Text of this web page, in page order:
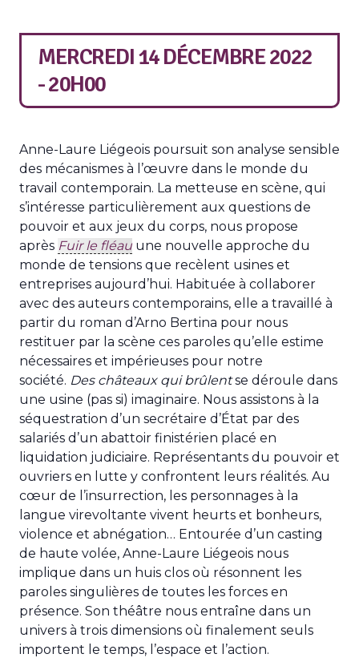
MERCREDI 14 DÉCEMBRE 2022
- 20H00
Anne-Laure Liégeois poursuit son analyse sensible
des mécanismes à l’œuvre dans le monde du
travail contemporain. La metteuse en scène, qui
s’intéresse particulièrement aux questions de
pouvoir et aux jeux du corps, nous propose
après Fuir le fléau une nouvelle approche du
monde de tensions que recèlent usines et
entreprises aujourd’hui. Habituée à collaborer
avec des auteurs contemporains, elle a travaillé à
partir du roman d’Arno Bertina pour nous
restituer par la scène ces paroles qu’elle estime
nécessaires et impérieuses pour notre
société. Des châteaux qui brûlentse déroule dans
une usine (pas si) imaginaire. Nous assistons à la
séquestration d’un secrétaire d’État par des
salariés d’un abattoir finistérien placé en
liquidation judiciaire. Représentants du pouvoir et
ouvriers en lutte y confrontent leurs réalités. Au
cœur de l’insurrection, les personnages à la
langue virevoltante vivent heurts et bonheurs,
violence et abnégation… Entourée d’un casting
de haute volée, Anne-Laure Liégeois nous
implique dans un huis clos où résonnent les
paroles singulières de toutes les forces en
présence. Son théâtre nous entraîne dans un
univers à trois dimensions où finalement seuls
importent le temps, l’espace et l’action.